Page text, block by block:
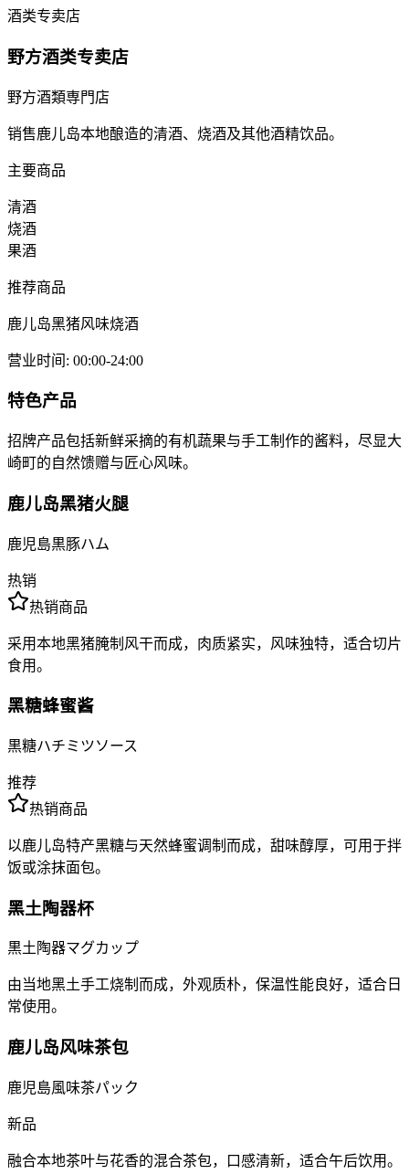
酒类专卖店
野方酒类专卖店
野方酒類専門店
销售鹿儿岛本地酿造的清酒、烧酒及其他酒精饮品。
主要商品
清酒
烧酒
果酒
推荐商品
鹿儿岛黑猪风味烧酒
营业时间 : 00:00-24:00
特色产品
招牌产品包括新鲜采摘的有机蔬果与手工制作的酱料，尽显大
崎町的自然馈赠与匠心风味。
鹿儿岛黑猪火腿
鹿児島黒豚ハム
热销
热销商品
采用本地黑猪腌制风干而成，肉质紧实，风味独特，适合切片
食用。
黑糖蜂蜜酱
黒糖ハチミツソース
推荐
热销商品
以鹿儿岛特产黑糖与天然蜂蜜调制而成，甜味醇厚，可用于拌
饭或涂抹面包。
黑土陶器杯
黒土陶器マグカップ
由当地黑土手工烧制而成，外观质朴，保温性能良好，适合日
常使用。
鹿儿岛风味茶包
鹿児島風味茶パック
新品
融合本地茶叶与花香的混合茶包，口感清新，适合午后饮用。